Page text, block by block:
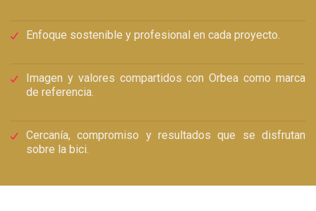
Enfoque sostenible y profesional en cada proyecto.
Imagen y valores compartidos con Orbea como marca
de referencia.
Cercanía, compromiso y resultados que se disfrutan
sobre la bici.